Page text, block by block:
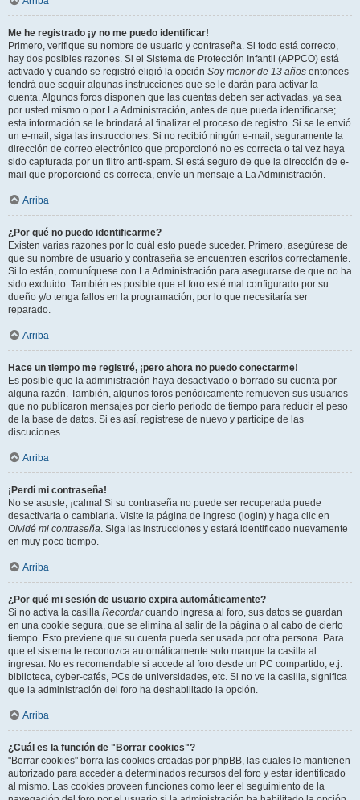
Me he registrado ¡y no me puedo identificar!
Primero, verifique su nombre de usuario y contraseña. Si todo está correcto,
hay dos posibles razones. Si el Sistema de Protección Infantil (APPCO) está
activado y cuando se registró eligió la opción Soy menor de 13 años entonces
tendrá que seguir algunas instrucciones que se le darán para activar la
cuenta. Algunos foros disponen que las cuentas deben ser activadas, ya sea
por usted mismo o por La Administración, antes de que pueda identificarse;
esta información se le brindará al finalizar el proceso de registro. Si se le envió
un e-mail, siga las instrucciones. Si no recibió ningún e-mail, seguramente la
dirección de correo electrónico que proporcionó no es correcta o tal vez haya
sido capturada por un filtro anti-spam. Si está seguro de que la dirección de e-
mail que proporcionó es correcta, envíe un mensaje a La Administración.
Arriba
¿Por qué no puedo identificarme?
Existen varias razones por lo cuál esto puede suceder. Primero, asegúrese de
que su nombre de usuario y contraseña se encuentren escritos correctamente.
Si lo están, comuníquese con La Administración para asegurarse de que no ha
sido excluido. También es posible que el foro esté mal configurado por su
dueño y/o tenga fallos en la programación, por lo que necesitaría ser
reparado.
Arriba
Hace un tiempo me registré, ¡pero ahora no puedo conectarme!
Es posible que la administración haya desactivado o borrado su cuenta por
alguna razón. También, algunos foros periódicamente remueven sus usuarios
que no publicaron mensajes por cierto periodo de tiempo para reducir el peso
de la base de datos. Si es así, registrese de nuevo y participe de las
discuciones.
Arriba
¡Perdí mi contraseña!
No se asuste, ¡calma! Si su contraseña no puede ser recuperada puede
desactivarla o cambiarla. Visite la página de ingreso (login) y haga clic en
Olvidé mi contraseña. Siga las instrucciones y estará identificado nuevamente
en muy poco tiempo.
Arriba
¿Por qué mi sesión de usuario expira automáticamente?
Si no activa la casilla Recordarcuando ingresa al foro, sus datos se guardan
en una cookie segura, que se elimina al salir de la página o al cabo de cierto
tiempo. Esto previene que su cuenta pueda ser usada por otra persona. Para
que el sistema le reconozca automáticamente solo marque la casilla al
ingresar. No es recomendable si accede al foro desde un PC compartido, e.j.
biblioteca, cyber-cafés, PCs de universidades, etc. Si no ve la casilla, significa
que la administración del foro ha deshabilitado la opción.
Arriba
¿Cuál es la función de "Borrar cookies"?
"Borrar cookies" borra las cookies creadas por phpBB, las cuales le mantienen
autorizado para acceder a determinados recursos del foro y estar identificado
al mismo. Las cookies proveen funciones como leer el seguimiento de la